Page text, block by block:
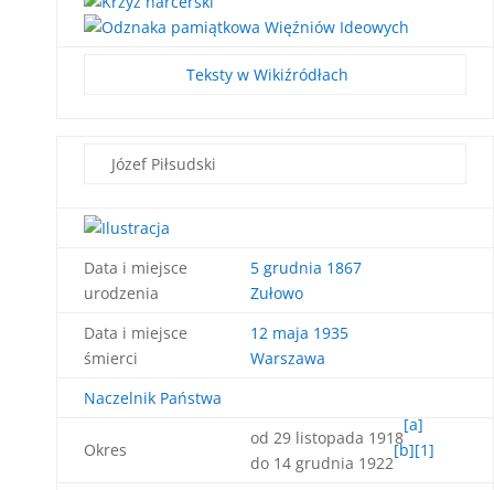
Teksty w Wikiźródłach
Józef Piłsudski
Data i miejsce
urodzenia
5 grudnia 1867
Zułowo
Data i miejsce
śmierci
12 maja 1935
Warszawa
Naczelnik Państwa
Okres
od 29 listopada 1918
[a]
do 14 grudnia 1922
[b][1]